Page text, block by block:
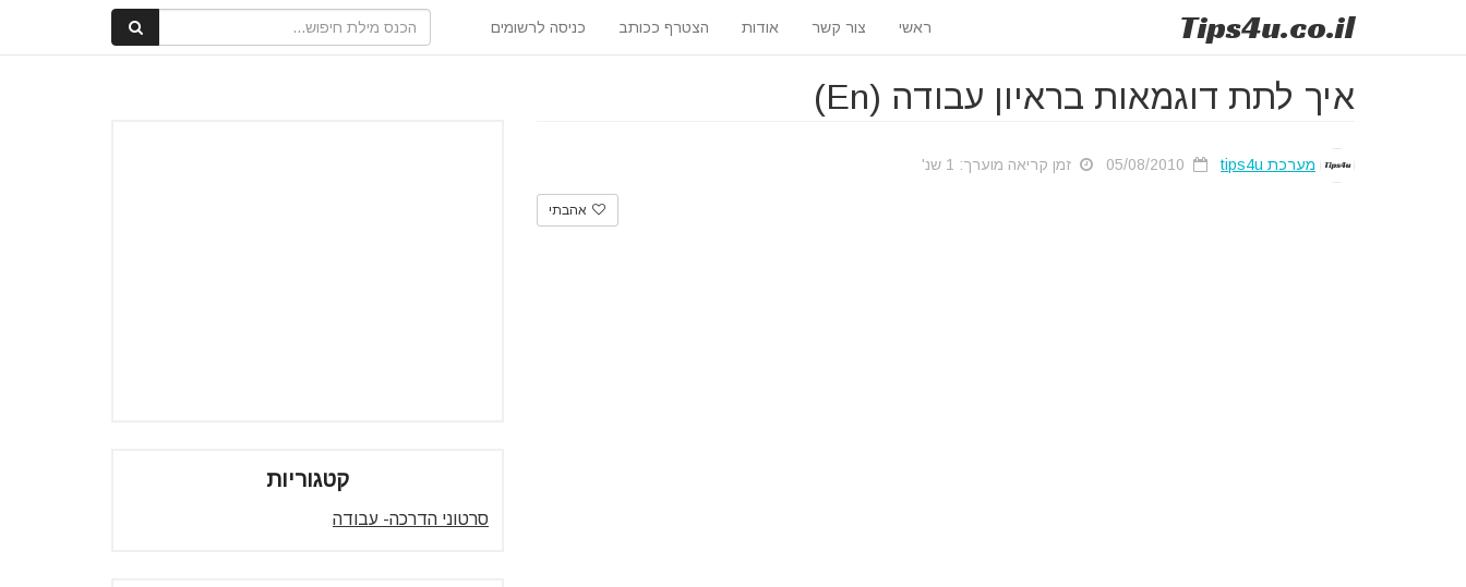
Tips4u.co.il ראשי צור קשר אודות הצטרף ככותב כניסה לרשומים
איך לתת דוגמאות בראיון עבודה (En)
מערכת tips4u זמן קריאה מוערך: 1 שנ'
אהבתי
קטגוריות
סרטוני הדרכה- עבודה